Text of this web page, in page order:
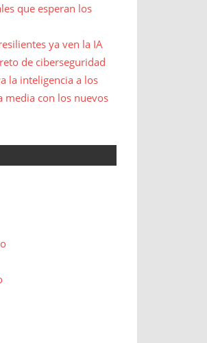
que esperan los
ya ven la IA
de ciberseguridad
la inteligencia a los
media con los nuevos